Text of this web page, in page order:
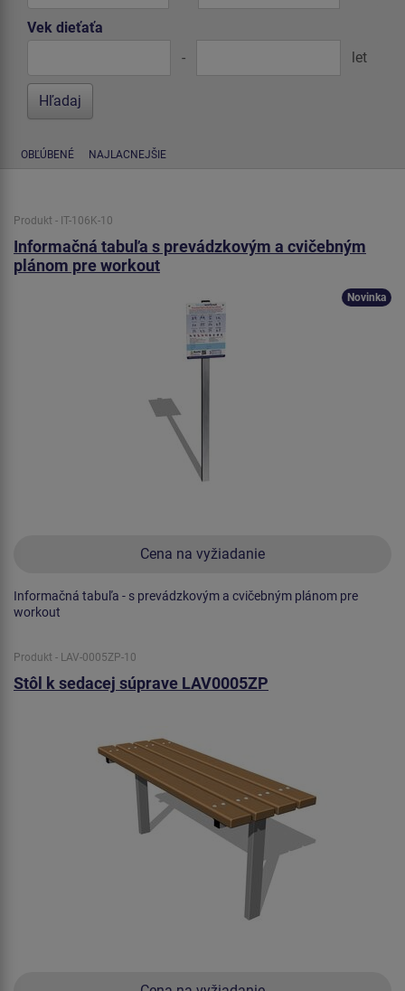
Vek dieťaťa
-
let
OBĽÚBENÉ NAJLACNEJŠIE
Produkt - IT-106K-10
Informačná tabuľa s prevádzkovým a cvičebným
plánom pre workout
Cena na vyžiadanie
Novinka
Informačná tabuľa - s prevádzkovým a cvičebným plánom pre
workout
Produkt - LAV-0005ZP-10
Stôl k sedacej súprave LAV0005ZP